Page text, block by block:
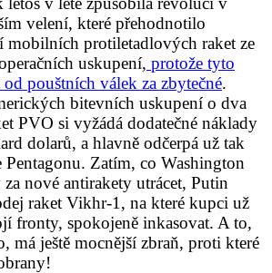
velení, které přehodnotilo
mobilních protiletadlových raket ze
uskupení, protože tyto
pouštních válek za zbytečné.
bitevních uskupení o dva
PVO si vyžádá dodatečné náklady
dolarů, a hlavně odčerpá už tak
Pentagonu. Zatím, co Washington
nové antirakety utrácet, Putin
raket Vikhr-1, na které kupci už
fronty, spokojeně inkasovat. A to,
má ještě mocnější zbraň, proti které